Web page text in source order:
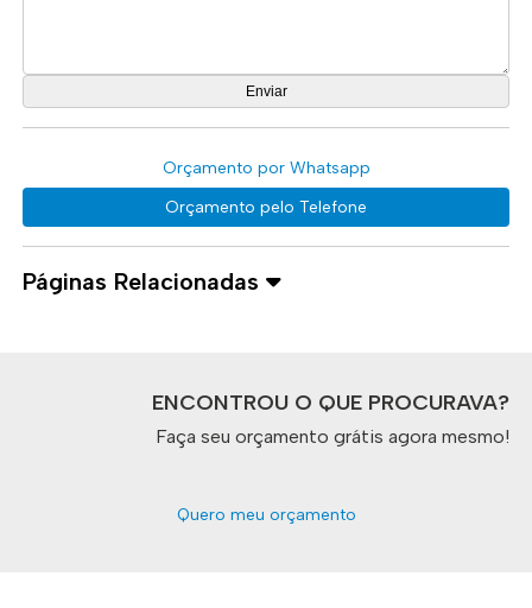
Orçamento por Whatsapp
Orçamento pelo Telefone
Páginas Relacionadas
ENCONTROU O QUE PROCURAVA?
Faça seu orçamento grátis agora mesmo!
Quero meu orçamento